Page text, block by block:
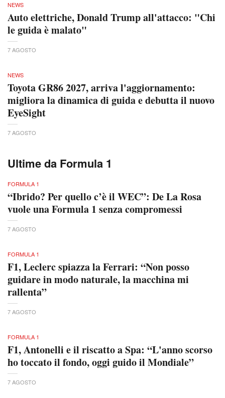
NEWS
Auto elettriche, Donald Trump all'attacco: "Chi
le guida è malato"
7 AGOSTO
NEWS
Toyota GR86 2027, arriva l'aggiornamento:
migliora la dinamica di guida e debutta il nuovo
EyeSight
7 AGOSTO
Ultime da Formula 1
FORMULA 1
“Ibrido? Per quello c’è il WEC”: De La Rosa
vuole una Formula 1 senza compromessi
7 AGOSTO
FORMULA 1
F1, Leclerc spiazza la Ferrari: “Non posso
guidare in modo naturale, la macchina mi
rallenta”
7 AGOSTO
FORMULA 1
F1, Antonelli e il riscatto a Spa: “L'anno scorso
ho toccato il fondo, oggi guido il Mondiale”
7 AGOSTO